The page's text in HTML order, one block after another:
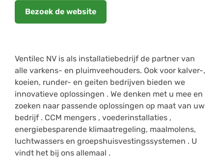
Bezoek de website
Ventilec NV is als installatiebedrijf de partner van
alle varkens- en pluimveehouders. Ook voor kalver-,
koeien, runder- en geiten bedrijven bieden we
innovatieve oplossingen . We denken met u mee en
zoeken naar passende oplossingen op maat van uw
bedrijf . CCM mengers , voederinstallaties ,
energiebesparende klimaatregeling, maalmolens,
luchtwassers en groepshuisvestingssystemen . U
vindt het bij ons allemaal .